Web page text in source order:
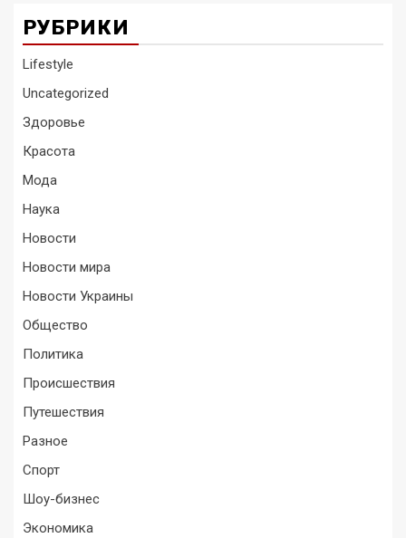
РУБРИКИ
Lifestyle
Uncategorized
Здоровье
Красота
Мода
Наука
Новости
Новости мира
Новости Украины
Общество
Политика
Происшествия
Путешествия
Разное
Спорт
Шоу-бизнес
Экономика